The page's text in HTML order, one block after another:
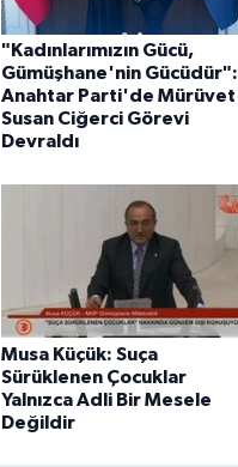
"Kadınlarımızın Gücü,
Gümüşhane'nin Gücüdür":
Anahtar Parti'de Mürüvet
Susan Ciğerci Görevi
Devraldı
Musa Küçük: Suça
Sürüklenen Çocuklar
Yalnızca Adli Bir Mesele
Değildir